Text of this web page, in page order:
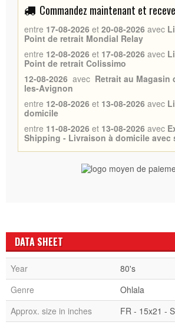
Commandez maintenant et
entre 17-08-2026 et 20-08-2026 avec
Point de retrait Mondial Relay
entre 12-08-2026 et 17-08-2026 avec
Point de retrait Colissimo
12-08-2026 avec Retrait au Magasin
les-Avignon
entre 12-08-2026 et 13-08-2026 avec
domicile
entre 11-08-2026 et 13-08-2026 avec
Shipping - Livraison à domicile avec
DATA SHEET
Year
80's
Genre
Ohlala
Approx. size in inches
FR - 15x21 -